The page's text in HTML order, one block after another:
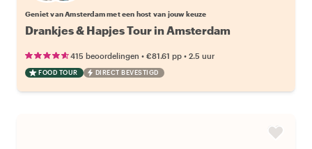
Geniet van Amsterdam met een host van jouw keuze
Drankjes & Hapjes Tour in Amsterdam
415 beoordelingen • €81.61 pp • 2.5 uur
FOOD TOUR DIRECT BEVESTIGD